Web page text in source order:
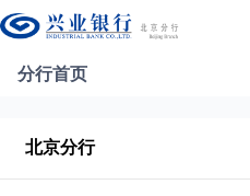
分行首页
北京分行